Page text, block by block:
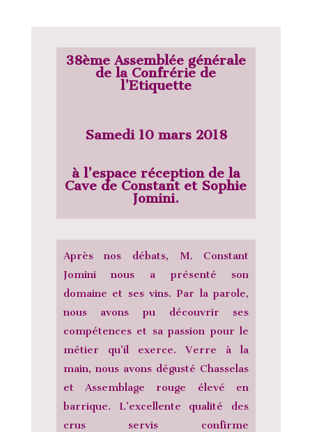
38ème Assemblée générale
de la Confrérie de
l’Etiquette
Samedi 10 mars 2018
à l’espace réception de la
Cave de Constant et Sophie
Jomini.
Après nos débats, M. Constant
Jomini nous a présenté son
domaine et ses vins. Par la parole,
nous avons pu découvrir ses
compétences et sa passion pour le
métier qu’il exerce. Verre à la
main, nous avons dégusté Chasselas
et Assemblage rouge élevé en
barrique. L’excellente qualité des
crus servis confirme